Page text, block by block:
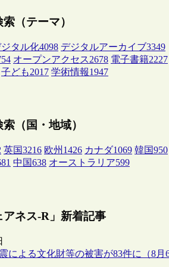
（テーマ）
ジタル化4098 デジタルアーカイブ3349
オープンアクセス2678 電子書籍2227
子ども2017 学術情報1947
（国・地域）
英国3216 欧州 1426 カナダ1069 韓国950
中国638 オーストラリア599
アネス-R」新着記事
による文化財等の被害が83件に（8月